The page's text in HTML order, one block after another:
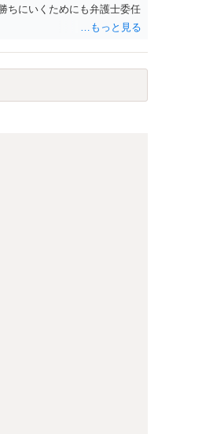
ちにいくためにも弁護士委任